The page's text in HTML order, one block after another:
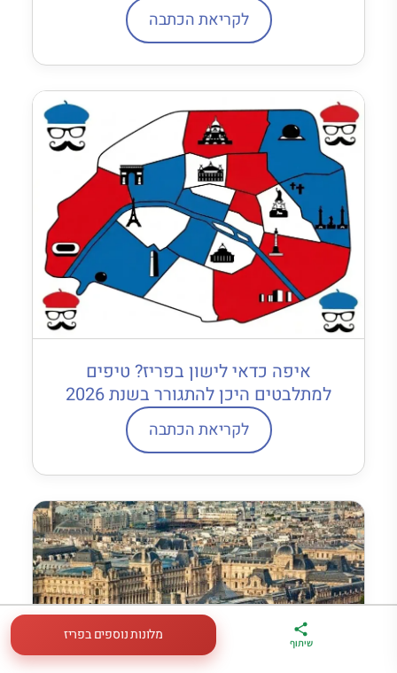
לקריאת הכתבה
איפה כדאי לישון בפריז? טיפים
למתלבטים היכן להתגורר בשנת 2026
לקריאת הכתבה
ארגז הכלים שלי
מדריך פריז
במתנה
דברו
איתי בווטסאפ
שיתוף מלונות נוספים בפריז